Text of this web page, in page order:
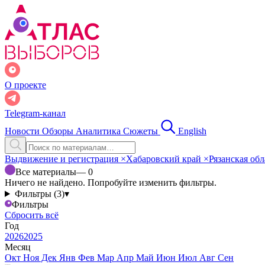
О проекте
Telegram-канал
Новости Обзоры Аналитика Сюжеты English
Выдвижение и регистрация ×Хабаровский край ×Рязанская
Все материалы— 0
Ничего не найдено. Попробуйте изменить фильтры.
Фильтры (3)▾
Фильтры
Сбросить всё
Год
20262025
Месяц
Окт Ноя Дек Янв Фев Мар Апр Май Июн Июл Авг Сен